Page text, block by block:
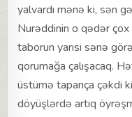
yalvardı mənə ki, sən
Nurəddinin o qədər
taborun yarısı sənə
qorumağa çalışacaq.
üstümə tapança çəkdi
döyüşlərdə artıq